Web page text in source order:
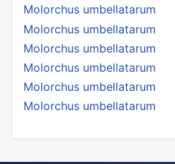
Molorchus umbellatarum
Molorchus umbellatarum
Molorchus umbellatarum
Molorchus umbellatarum
Molorchus umbellatarum
Molorchus umbellatarum